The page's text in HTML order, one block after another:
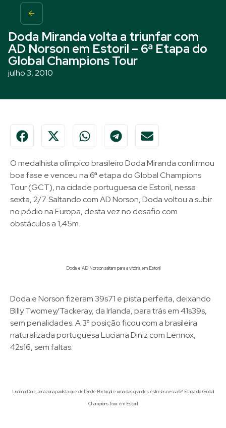
Doda Miranda volta a triunfar com
AD Norson em Estoril – 6ª Etapa do
Global Champions Tour
julho 3, 2010
O medalhista olímpico brasileiro Doda Miranda confirmou
boa fase e venceu na 6ª etapa do Global Champions
Tour (GCT), na cidade portuguesa de Estoril, nessa
sexta, 2/7. Saltando com AD Norson, Doda voltou a subir
no pódio na Europa, desta vez no desafio com
obstáculos a 1,45m.
Doda e AD Norson saltam para a vitória em Estoril
Doda e Norson fizeram 39s71 e pista perfeita, deixando
Billy Twomey/Tackeray, da Irlanda, para trás em 41s39s,
sem penalidades. A 3ª posição ficou com a brasileira
naturalizada portuguesa Luciana Diniz com Lennox,
42s16, sem faltas.
Luciana Diniz, amazona paulista que defende Portugal é uma das grandes estrelas nessa 6ª Etapa do Global
Champions Tour em Estoril